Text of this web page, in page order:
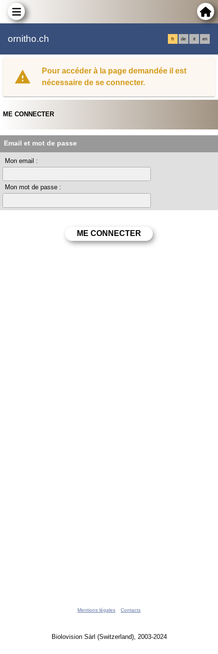
ornitho.ch fr de it en
Pour accéder à la page demandée il est
nécessaire de se connecter.
ME CONNECTER
Email et mot de passe
Mon email :
Mon mot de passe :
Mentions légales Contacts
Biolovision Sàrl (Switzerland), 2003-2024